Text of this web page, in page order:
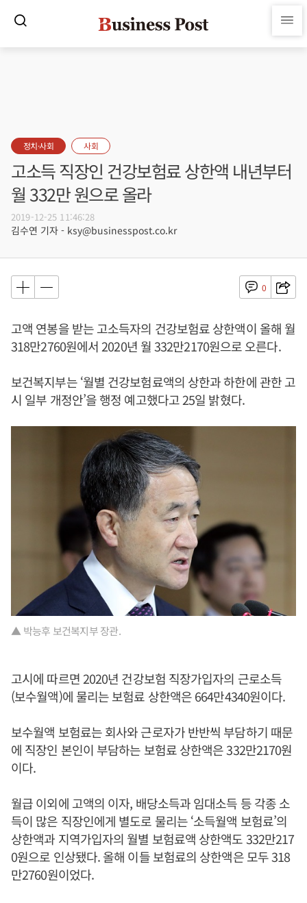
정치·사회 사회
고소득 직장인 건강보험료 상한액 내년부터
월 332만 원으로 올라
2019-12-25 11:46:28
김수연 기자 - ksy@businesspost.co.kr
0
고액 연봉을 받는 고소득자의 건강보험료 상한액이 올해 월
318만2760원에서 2020년 월 332만2170원으로 오른다.
보건복지부는 ‘월별 건강보험료액의 상한과 하한에 관한 고
시 일부 개정안’을 행정 예고했다고 25일 밝혔다.
▲ 박능후 보건복지부 장관.
고시에 따르면 2020년 건강보험 직장가입자의 근로소득
(보수월액)에 물리는 보험료 상한액은 664만4340원이다.
보수월액 보험료는 회사와 근로자가 반반씩 부담하기 때문
에 직장인 본인이 부담하는 보험료 상한액은 332만2170원
이다.
월급 이외에 고액의 이자, 배당소득과 임대소득 등 각종 소
득이 많은 직장인에게 별도로 물리는 ‘소득월액 보험료’의
상한액과 지역가입자의 월별 보험료액 상한액도 332만217
0원으로 인상됐다. 올해 이들 보험료의 상한액은 모두 318
만2760원이었다.